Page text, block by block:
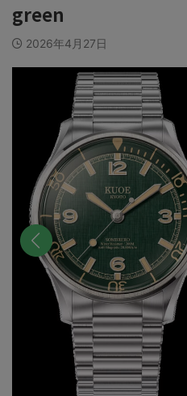
green
2026年4月27日
前へ